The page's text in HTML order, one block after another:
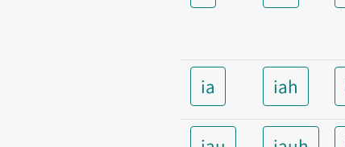
ia
iah